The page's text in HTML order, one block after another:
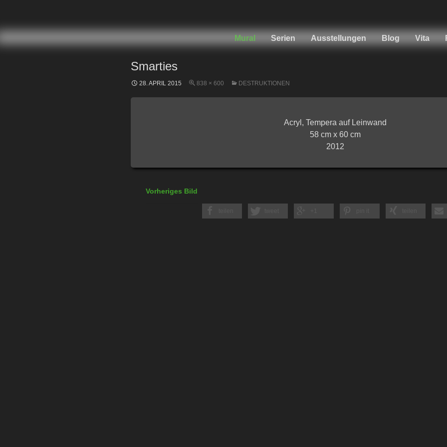
Mural Serien Ausstellungen Blog Vita
Smarties
28. APRIL 2015 838 × 600 DESTRUKTIONEN
Acryl, Tempera auf Leinwand
58 cm x 60 cm
2012
Vorheriges Bild